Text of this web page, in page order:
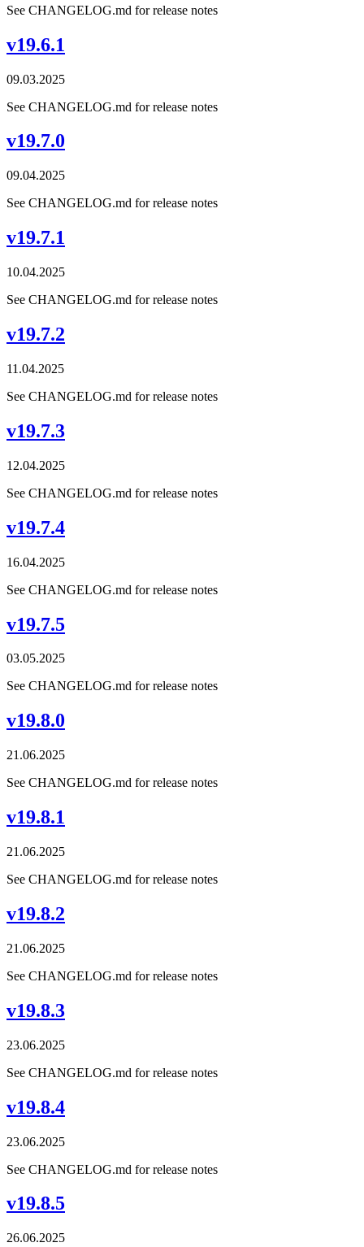
See CHANGELOG.md for release notes
v19.6.1
09.03.2025
See CHANGELOG.md for release notes
v19.7.0
09.04.2025
See CHANGELOG.md for release notes
v19.7.1
10.04.2025
See CHANGELOG.md for release notes
v19.7.2
11.04.2025
See CHANGELOG.md for release notes
v19.7.3
12.04.2025
See CHANGELOG.md for release notes
v19.7.4
16.04.2025
See CHANGELOG.md for release notes
v19.7.5
03.05.2025
See CHANGELOG.md for release notes
v19.8.0
21.06.2025
See CHANGELOG.md for release notes
v19.8.1
21.06.2025
See CHANGELOG.md for release notes
v19.8.2
21.06.2025
See CHANGELOG.md for release notes
v19.8.3
23.06.2025
See CHANGELOG.md for release notes
v19.8.4
23.06.2025
See CHANGELOG.md for release notes
v19.8.5
26.06.2025